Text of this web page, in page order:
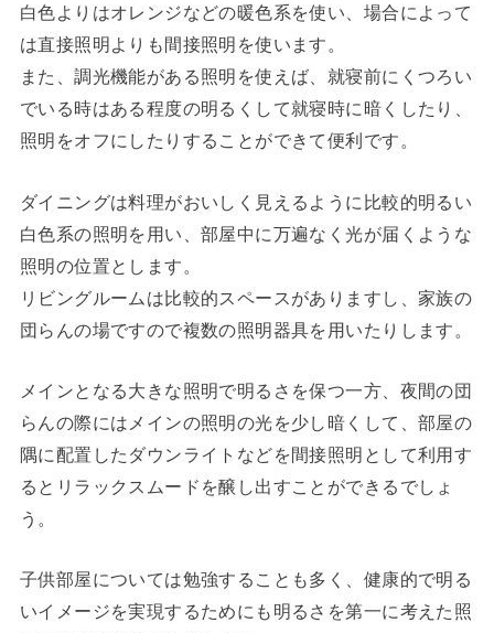
白色よりはオレンジなどの暖色系を使い、場合によって
は直接照明よりも間接照明を使います。
また、調光機能がある照明を使えば、就寝前にくつろい
でいる時はある程度の明るくして就寝時に暗くしたり、
照明をオフにしたりすることができて便利です。
ダイニングは料理がおいしく見えるように比較的明るい
白色系の照明を用い、部屋中に万遍なく光が届くような
照明の位置とします。
リビングルームは比較的スペースがありますし、家族の
団らんの場ですので複数の照明器具を用いたりします。
メインとなる大きな照明で明るさを保つ一方、夜間の団
らんの際にはメインの照明の光を少し暗くして、部屋の
隅に配置したダウンライトなどを間接照明として利用す
るとリラックスムードを醸し出すことができるでしょ
う。
子供部屋については勉強することも多く、健康的で明る
いイメージを実現するためにも明るさを第一に考えた照